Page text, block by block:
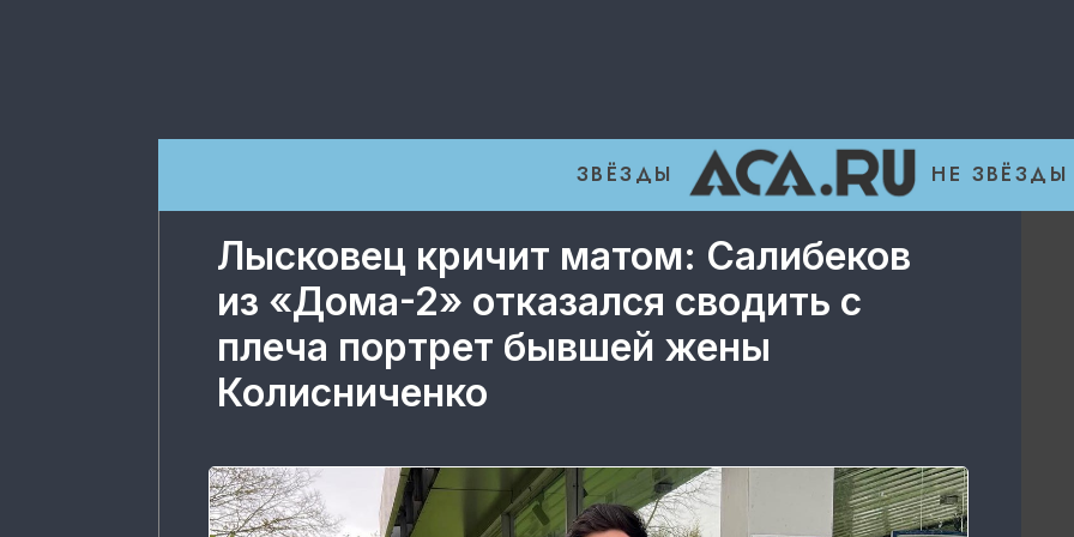
ЗВЁЗДЫ НЕ ЗВЁЗДЫ
Лысковец кричит матом: Салибеков
из «Дома-2» отказался сводить с
плеча портрет бывшей жены
Колисниченко